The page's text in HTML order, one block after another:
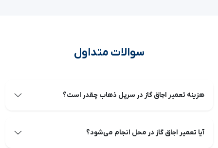
سوالات متداول
هزینه تعمیر اجاق گاز در سرپل ذهاب چقدر است؟
آیا تعمیر اجاق گاز در محل انجام می‌شود؟